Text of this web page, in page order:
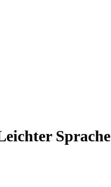
Sprache